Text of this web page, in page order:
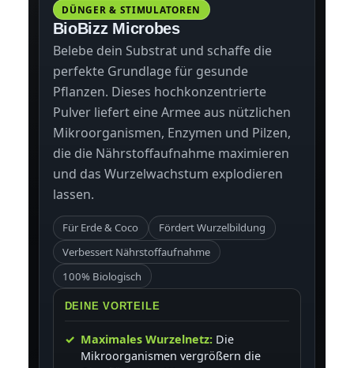
DÜNGER & STIMULATOREN
BioBizz Microbes
Belebe dein Substrat und schaffe die
perfekte Grundlage für gesunde
Pflanzen. Dieses hochkonzentrierte
Pulver liefert eine Armee aus nützlichen
Mikroorganismen, Enzymen und Pilzen,
die die Nährstoffaufnahme maximieren
und das Wurzelwachstum explodieren
lassen.
Für Erde & Coco
Fördert Wurzelbildung
Verbessert Nährstoffaufnahme
100% Biologisch
DEINE VORTEILE
Maximales Wurzelnetz:Die
Mikroorganismen vergrößern die